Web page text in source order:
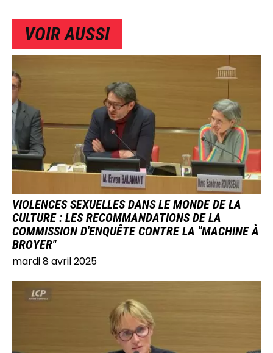
VOIR AUSSI
VIOLENCES SEXUELLES DANS LE MONDE DE LA
CULTURE : LES RECOMMANDATIONS DE LA
COMMISSION D'ENQUÊTE CONTRE LA "MACHINE À
BROYER"
mardi 8 avril 2025
IMAGE